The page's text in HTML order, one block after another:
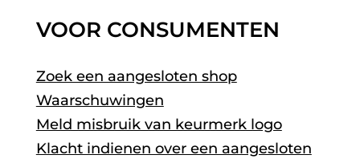
VOOR CONSUMENTEN
Zoek een aangesloten shop
Waarschuwingen
Meld misbruik van keurmerk logo
Klacht indienen over een aangesloten